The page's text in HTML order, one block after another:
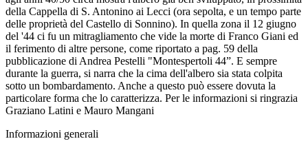
della Cappella di S. Antonino ai Lecci (ora sepolta, e un tempo parte
delle proprietà del Castello di Sonnino). In quella zona il 12 giugno
del '44 ci fu un mitragliamento che vide la morte di Franco Giani ed
il ferimento di altre persone, come riportato a pag. 59 della
pubblicazione di Andrea Pestelli "Montespertoli 44”. E sempre
durante la guerra, si narra che la cima dell'albero sia stata colpita
sotto un bombardamento. Anche a questo può essere dovuta la
particolare forma che lo caratterizza. Per le informazioni si ringrazia
Graziano Latini e Mauro Mangani
Informazioni generali